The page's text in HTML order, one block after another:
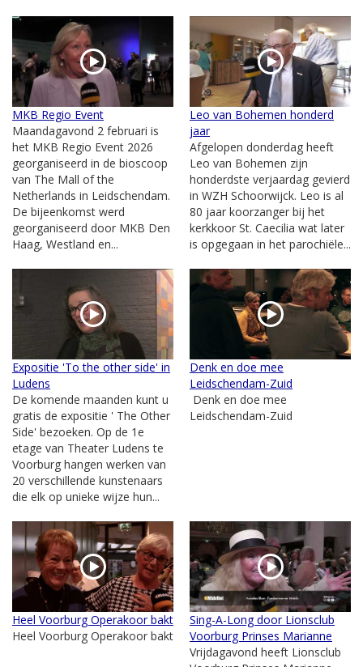
MKB Regio Event
Maandagavond 2 februari is
het MKB Regio Event 2026
georganiseerd in de bioscoop
van The Mall of the
Netherlands in Leidschendam.
De bijeenkomst werd
georganiseerd door MKB Den
Haag, Westland en...
Leo van Bohemen honderd
jaar
Afgelopen donderdag heeft
Leo van Bohemen zijn
honderdste verjaardag gevierd
in WZH Schoorwijck. Leo is al
80 jaar koorzanger bij het
kerkkoor St. Caecilia wat later
is opgegaan in het parochiële...
Expositie 'To the other side' in
Ludens
De komende maanden kunt u
gratis de expositie ' The Other
Side' bezoeken. Op de 1e
etage van Theater Ludens te
Voorburg hangen werken van
20 verschillende kunstenaars
die elk op unieke wijze hun...
Denk en doe mee
Leidschendam-Zuid
Denk en doe mee
Leidschendam-Zuid
Heel Voorburg Operakoor bakt
Heel Voorburg Operakoor bakt
Sing-A-Long door Lionsclub
Voorburg Prinses Marianne
Vrijdagavond heeft Lionsclub